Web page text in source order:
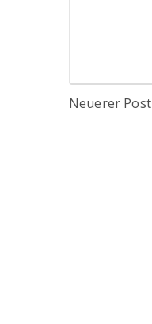
Neuerer Post